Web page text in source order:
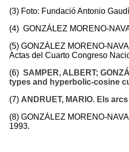
(3) Foto: Fundació Antonio Gaudí
(4) GONZÁLEZ MORENO-
(5) GONZÁLEZ MORENO-
Actas del Cuarto Congreso
(6) SAMPER, ALBERT;
types and hyperbolic-cosine
(7) ANDRUET, MARIO. Els
(8) GONZÁLEZ MORENO-
1993.